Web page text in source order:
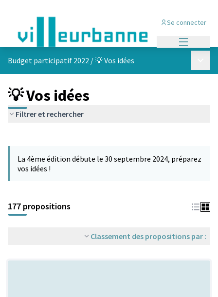
Se connecter
Budget participatif 2022 /💡 Vos idées
💡 Vos idées
Filtrer et rechercher
−
La 4ème édition débute le 30 septembre 2024, préparez
vos idées !
177 propositions
Classement des propositions par :